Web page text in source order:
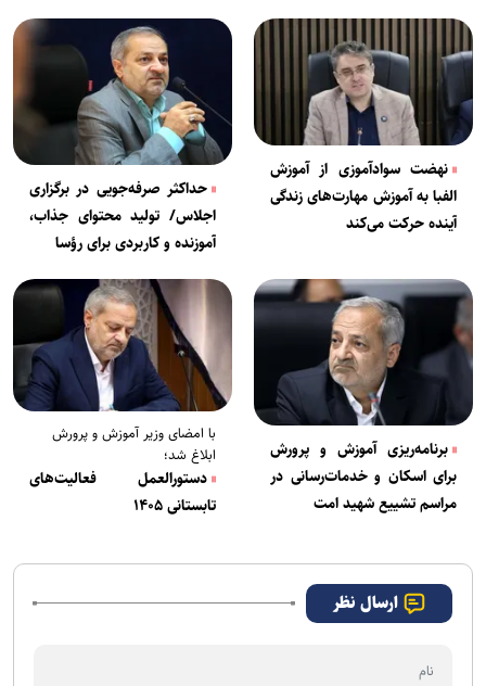
نهضت سوادآموزی از آموزش
الفبا به آموزش مهارت‌های زندگی
آینده حرکت می‌کند
حداکثر صرفه‌جویی در برگزاری
اجلاس/ تولید محتوای جذاب،
آموزنده و کاربردی برای رؤسا
برنامه‌ریزی آموزش و پرورش
برای اسکان و خدمات‌رسانی در
مراسم تشییع شهید امت
با امضای وزیر آموزش و پرورش
ابلاغ شد؛
دستورالعمل فعالیت‌های
تابستانی ۱۴۰۵
ارسال نظر